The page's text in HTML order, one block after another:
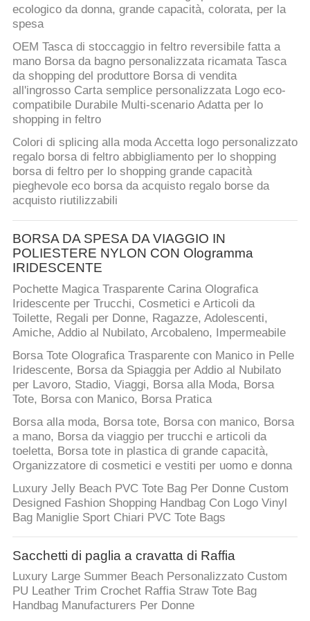
ecologico da donna, grande capacità, colorata, per la
spesa
OEM Tasca di stoccaggio in feltro reversibile fatta a
mano Borsa da bagno personalizzata ricamata Tasca
da shopping del produttore Borsa di vendita
all'ingrosso Carta semplice personalizzata Logo eco-
compatibile Durabile Multi-scenario Adatta per lo
shopping in feltro
Colori di splicing alla moda Accetta logo personalizzato
regalo borsa di feltro abbigliamento per lo shopping
borsa di feltro per lo shopping grande capacità
pieghevole eco borsa da acquisto regalo borse da
acquisto riutilizzabili
BORSA DA SPESA DA VIAGGIO IN
POLIESTERE NYLON CON Ologramma
IRIDESCENTE
Pochette Magica Trasparente Carina Olografica
Iridescente per Trucchi, Cosmetici e Articoli da
Toilette, Regali per Donne, Ragazze, Adolescenti,
Amiche, Addio al Nubilato, Arcobaleno, Impermeabile
Borsa Tote Olografica Trasparente con Manico in Pelle
Iridescente, Borsa da Spiaggia per Addio al Nubilato
per Lavoro, Stadio, Viaggi, Borsa alla Moda, Borsa
Tote, Borsa con Manico, Borsa Pratica
Borsa alla moda, Borsa tote, Borsa con manico, Borsa
a mano, Borsa da viaggio per trucchi e articoli da
toeletta, Borsa tote in plastica di grande capacità,
Organizzatore di cosmetici e vestiti per uomo e donna
Luxury Jelly Beach PVC Tote Bag Per Donne Custom
Designed Fashion Shopping Handbag Con Logo Vinyl
Bag Maniglie Sport Chiari PVC Tote Bags
Sacchetti di paglia a cravatta di Raffia
Luxury Large Summer Beach Personalizzato Custom
PU Leather Trim Crochet Raffia Straw Tote Bag
Handbag Manufacturers Per Donne